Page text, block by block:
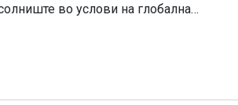
во услови на глобална